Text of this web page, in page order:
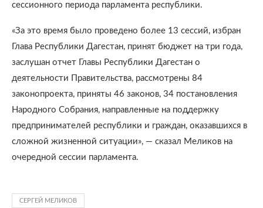
сессионного периода парламента республики.
«За это время было проведено более 13 сессий, избран
Глава Республики Дагестан, принят бюджет на три года,
заслушан отчет Главы Республики Дагестан о
деятельности Правительства, рассмотрены 84
законопроекта, приняты 46 законов, 34 постановления
Народного Собрания, направленные на поддержку
предпринимателей республики и граждан, оказавшихся в
сложной жизненной ситуации», — сказал Меликов на
очередной сессии парламента.
СЕРГЕЙ МЕЛИКОВ